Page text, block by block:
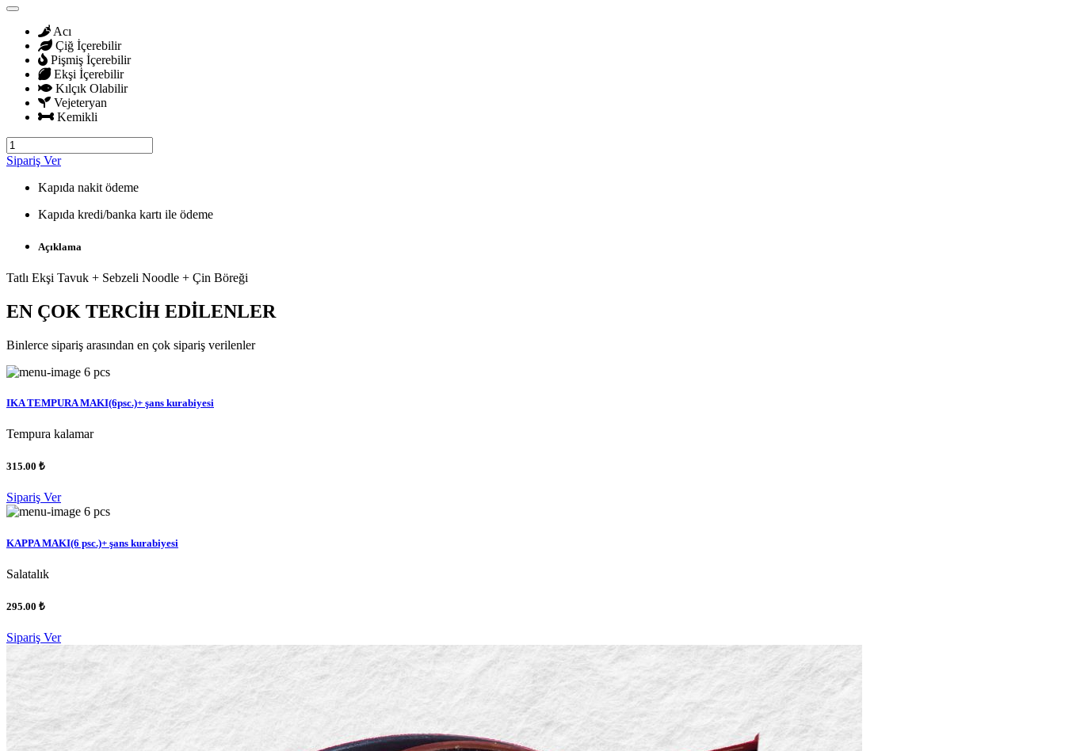
Acı
Çiğ İçerebilir
Pişmiş İçerebilir
Ekşi İçerebilir
Kılçık Olabilir
Vejeteryan
Kemikli
Sipariş Ver
Kapıda nakit ödeme
Kapıda kredi/banka kartı ile ödeme
Açıklama
Tatlı Ekşi Tavuk + Sebzeli Noodle + Çin Böreği
EN ÇOK TERCİH EDİLENLER
Binlerce sipariş arasından en çok sipariş verilenler
6 pcs
IKA TEMPURA MAKI(6psc.)+ şans kurabiyesi
Tempura kalamar
315.00 ₺
Sipariş Ver
6 pcs
KAPPA MAKI(6 psc.)+ şans kurabiyesi
Salatalık
295.00 ₺
Sipariş Ver